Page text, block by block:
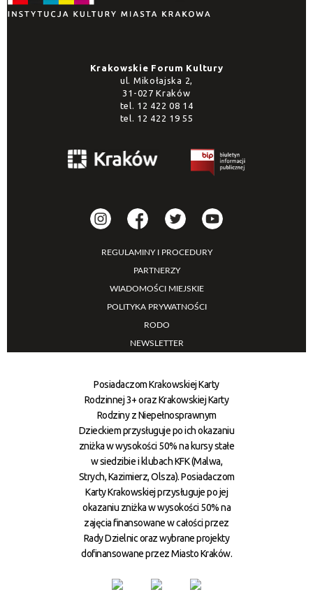
Krakowskie Forum Kultury
ul. Mikołajska 2,
31-027 Kraków
tel. 12 422 08 14
tel. 12 422 19 55
REGULAMINY I PROCEDURY
PARTNERZY
WIADOMOŚCI MIEJSKIE
POLITYKA PRYWATNOŚCI
RODO
NEWSLETTER
Posiadaczom Krakowskiej Karty
Rodzinnej 3+ oraz Krakowskiej Karty
Rodziny z Niepełnosprawnym
Dzieckiem przysługuje po ich okazaniu
zniżka w wysokości 50% na kursy stałe
w siedzibie i klubach KFK (Malwa,
Strych, Kazimierz, Olsza). Posiadaczom
Karty Krakowskiej przysługuje po jej
okazaniu zniżka w wysokości 50% na
zajęcia finansowane w całości przez
Rady Dzielnic oraz wybrane projekty
dofinansowane przez Miasto Kraków.